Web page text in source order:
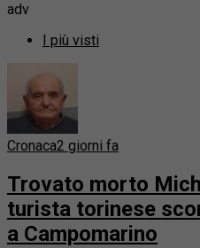
adv
I più visti
Cronaca2 giorni fa
Trovato morto
turista torinese
a Campomarino